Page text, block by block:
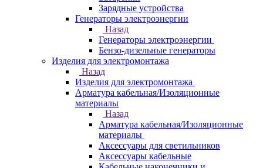
Зарядные устройства
Генераторы электроэнергии
Назад
Генераторы электроэнергии
Бензо-дизельные генераторы
Изделия для электромонтажа
Назад
Изделия для электромонтажа
Арматура кабельная/Изоляционные
материалы
Назад
Арматура кабельная/Изоляционные
материалы
Аксессуары для светильников
Аксессуары кабельные